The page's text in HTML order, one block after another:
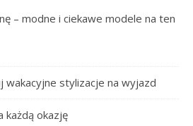
– modne i ciekawe modele na ten
wakacyjne stylizacje na wyjazd
każdą okazję